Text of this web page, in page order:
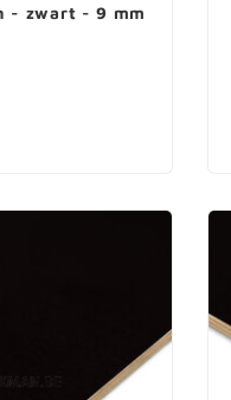
- zwart - 9 mm